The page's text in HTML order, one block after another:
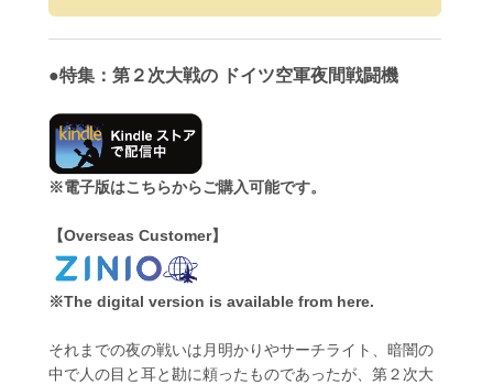
●特集：第２次大戦の ドイツ空軍夜間戦闘機
※電子版はこちらからご購入可能です。
【Overseas Customer】
※The digital version is available from here.
それまでの夜の戦いは月明かりやサーチライト、暗闇の
中で人の目と耳と勘に頼ったものであったが、第２次大